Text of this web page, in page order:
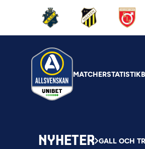
MATCHERSTATISTIK
NYHETER GALL OCH